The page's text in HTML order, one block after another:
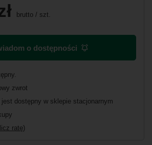
brutto / szt.
o dostępności
zwrot
jest dostępny w sklepie stacjonarnym
ratę)